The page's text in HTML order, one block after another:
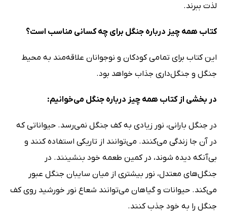
لذت ببرند.
کتاب همه چیز درباره جنگل برای چه کسانی مناسب است؟
این کتاب برای تمامی کودکان و نوجوانان علاقه‌مند به محیط
جنگل و جنگل‌داری جذاب خواهد بود.
در بخشی از کتاب همه چیز درباره جنگل می‌خوانیم:
در جنگل بارانی، نور زیادی به کف جنگل نمی‌رسد. حیواناتی که
در آن جا زندگی می‌کنند. می‌توانند از تاریکی استفاده کنند و
بی‌آنکه دیده شوند، در کمین طعمه خود بنشینند. در
جنگل‌های معتدل، نور بیشتری از میان سایبان جنگل عبور
می‌کند. حیوانات و گیاهان می‌توانند شعاع نور خورشید روی کف
جنگل را به خود جذب کنند.